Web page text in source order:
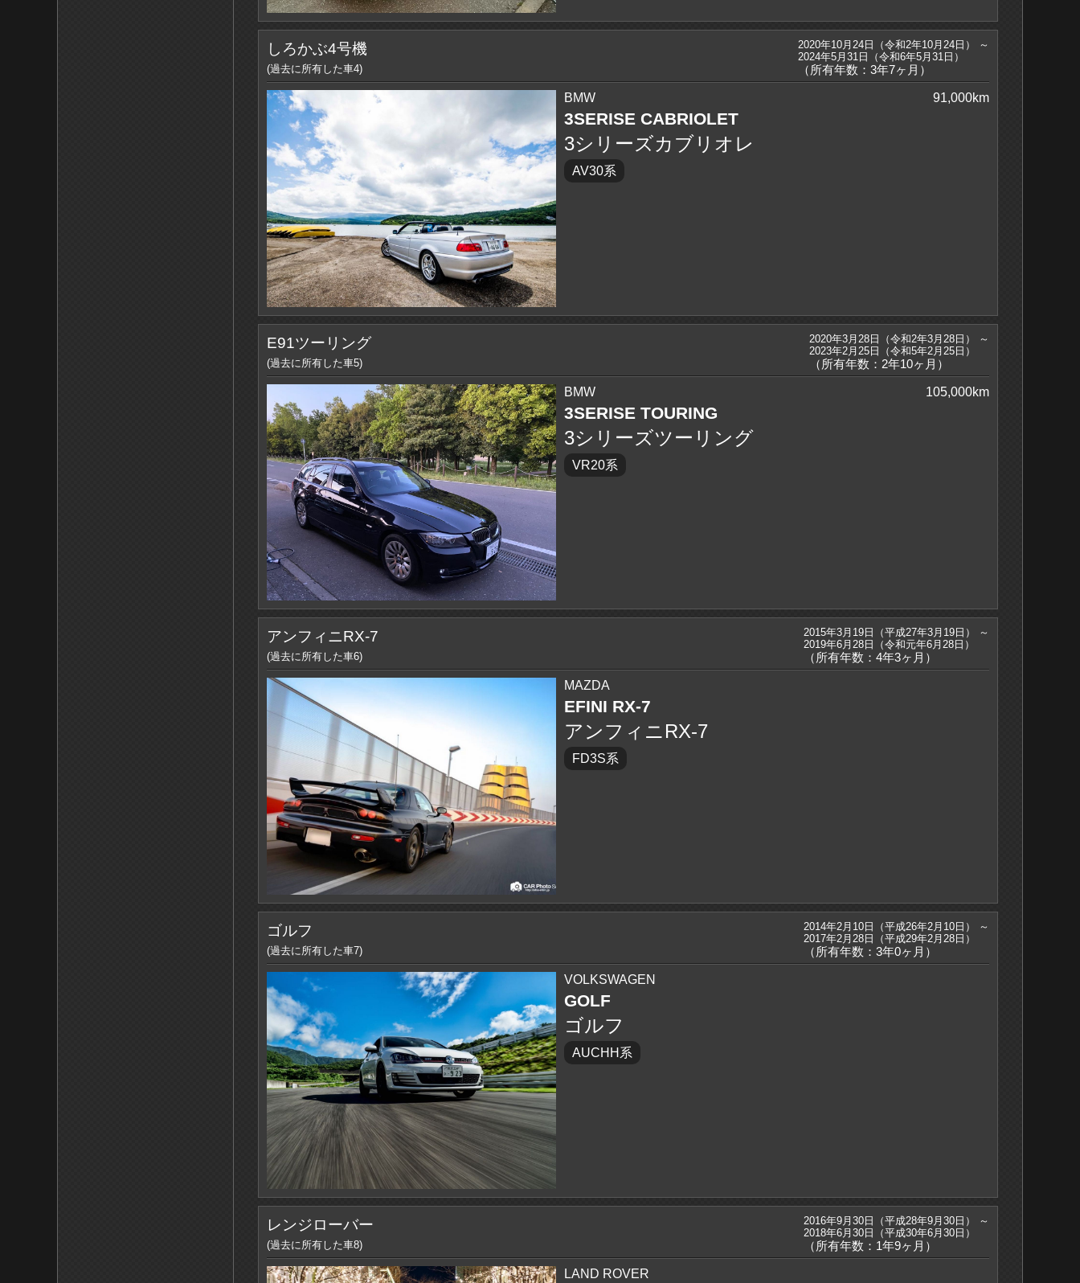
しろかぶ4号機
(過去に所有した車4)
2020年10月24日（令和2年10月24日） ～
2024年5月31日（令和6年5月31日）
（所有年数：3年7ヶ月）
91,000km
BMW
3SERISE CABRIOLET
3シリーズカブリオレ
AV30系
E91ツーリング
(過去に所有した車5)
2020年3月28日（令和2年3月28日） ～
2023年2月25日（令和5年2月25日）
（所有年数：2年10ヶ月）
105,000km
BMW
3SERISE TOURING
3シリーズツーリング
VR20系
アンフィニRX-7
(過去に所有した車6)
2015年3月19日（平成27年3月19日） ～
2019年6月28日（令和元年6月28日）
（所有年数：4年3ヶ月）
MAZDA
EFINI RX-7
アンフィニRX-7
FD3S系
ゴルフ
(過去に所有した車7)
2014年2月10日（平成26年2月10日） ～
2017年2月28日（平成29年2月28日）
（所有年数：3年0ヶ月）
VOLKSWAGEN
GOLF
ゴルフ
AUCHH系
レンジローバー
(過去に所有した車8)
2016年9月30日（平成28年9月30日） ～
2018年6月30日（平成30年6月30日）
（所有年数：1年9ヶ月）
LAND ROVER